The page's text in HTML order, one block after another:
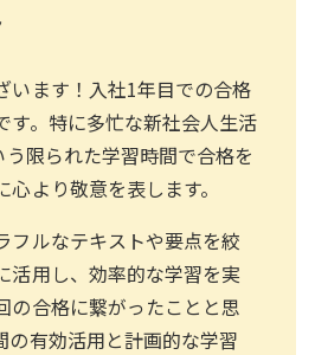
います！入社1年目での合格
す。特に多忙な新社会人生活
限られた学習時間で合格を
より敬意を表します。
フルなテキストや要点を絞
活用し、効率的な学習を実
の合格に繋がったことと思
の有効活用と計画的な学習